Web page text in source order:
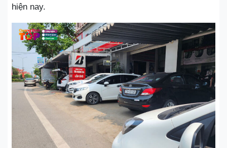
hiện nay.